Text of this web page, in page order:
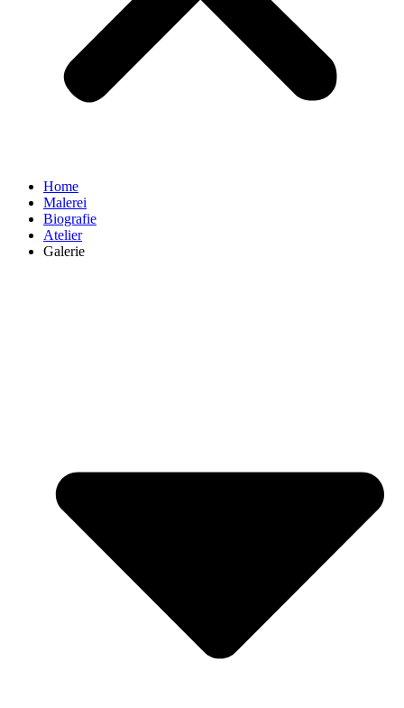
Home
Malerei
Biografie
Atelier
Galerie